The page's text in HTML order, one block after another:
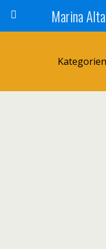
Marina
Kategorien